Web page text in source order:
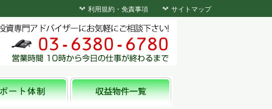
利用規約・免責事項 サイトマップ